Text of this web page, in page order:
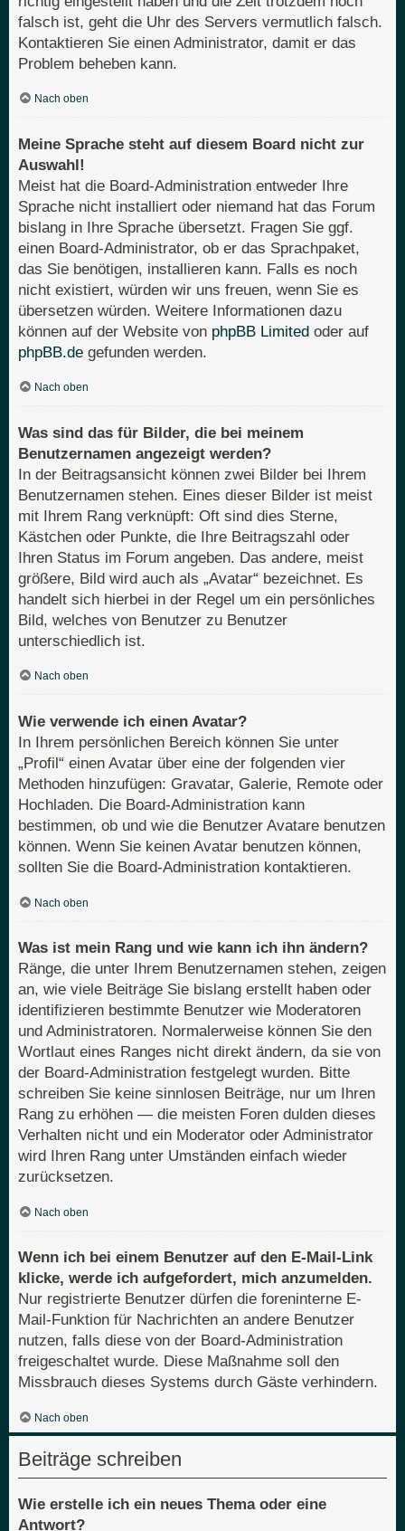
falsch ist, geht die Uhr des Servers vermutlich falsch.
Kontaktieren Sie einen Administrator, damit er das
Problem beheben kann.
Nach oben
Meine Sprache steht auf diesem Board nicht zur
Auswahl!
Meist hat die Board-Administration entweder Ihre
Sprache nicht installiert oder niemand hat das Forum
bislang in Ihre Sprache übersetzt. Fragen Sie ggf.
einen Board-Administrator, ob er das Sprachpaket,
das Sie benötigen, installieren kann. Falls es noch
nicht existiert, würden wir uns freuen, wenn Sie es
übersetzen würden. Weitere Informationen dazu
können auf der Website von phpBB Limited oder auf
phpBB.de gefunden werden.
Nach oben
Was sind das für Bilder, die bei meinem
Benutzernamen angezeigt werden?
In der Beitragsansicht können zwei Bilder bei Ihrem
Benutzernamen stehen. Eines dieser Bilder ist meist
mit Ihrem Rang verknüpft: Oft sind dies Sterne,
Kästchen oder Punkte, die Ihre Beitragszahl oder
Ihren Status im Forum angeben. Das andere, meist
größere, Bild wird auch als „Avatar“ bezeichnet. Es
handelt sich hierbei in der Regel um ein persönliches
Bild, welches von Benutzer zu Benutzer
unterschiedlich ist.
Nach oben
Wie verwende ich einen Avatar?
In Ihrem persönlichen Bereich können Sie unter
„Profil“ einen Avatar über eine der folgenden vier
Methoden hinzufügen: Gravatar, Galerie, Remote oder
Hochladen. Die Board-Administration kann
bestimmen, ob und wie die Benutzer Avatare benutzen
können. Wenn Sie keinen Avatar benutzen können,
sollten Sie die Board-Administration kontaktieren.
Nach oben
Was ist mein Rang und wie kann ich ihn ändern?
Ränge, die unter Ihrem Benutzernamen stehen, zeigen
an, wie viele Beiträge Sie bislang erstellt haben oder
identifizieren bestimmte Benutzer wie Moderatoren
und Administratoren. Normalerweise können Sie den
Wortlaut eines Ranges nicht direkt ändern, da sie von
der Board-Administration festgelegt wurden. Bitte
schreiben Sie keine sinnlosen Beiträge, nur um Ihren
Rang zu erhöhen — die meisten Foren dulden dieses
Verhalten nicht und ein Moderator oder Administrator
wird Ihren Rang unter Umständen einfach wieder
zurücksetzen.
Nach oben
Wenn ich bei einem Benutzer auf den E-Mail-Link
klicke, werde ich aufgefordert, mich anzumelden.
Nur registrierte Benutzer dürfen die foreninterne E-
Mail-Funktion für Nachrichten an andere Benutzer
nutzen, falls diese von der Board-Administration
freigeschaltet wurde. Diese Maßnahme soll den
Missbrauch dieses Systems durch Gäste verhindern.
Nach oben
Beiträge schreiben
Wie erstelle ich ein neues Thema oder eine
Antwort?